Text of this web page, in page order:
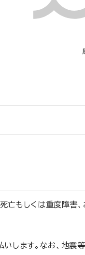
しくは重度障
します。なお、地